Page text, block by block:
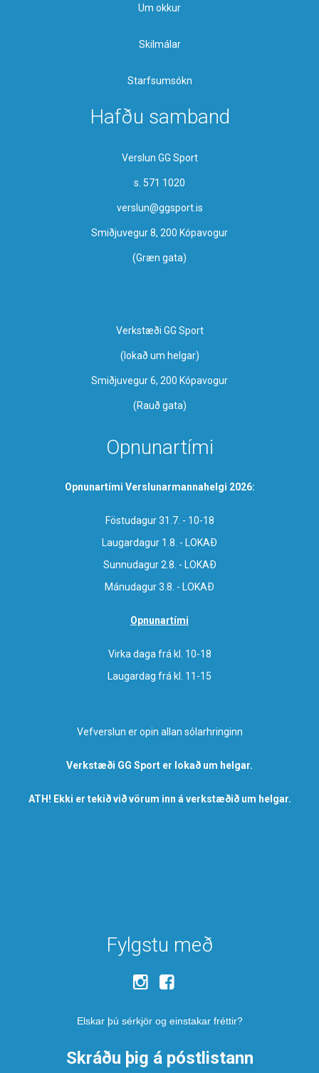
Um okkur
Skilmálar
Starfsumsókn
Hafðu samband
Verslun GG Sport
s. 571 1020
verslun@ggsport.is
Smiðjuvegur 8, 200 Kópavogur
(Græn gata)
Verkstæði GG Sport
​(lokað um helgar)
Smiðjuvegur 6, 200 Kópavogur
(Rauð gata)
Opnunartími
Opnunartími Verslunarmannahelgi 2026:
Föstudagur 31.7. - 10-18
Laugardagur 1.8. - LOKAÐ
Sunnudagur 2.8. - LOKAÐ
Mánudagur 3.8. - LOKAÐ
Opnunartími
Virka daga frá kl. 10-18
Laugardag frá kl. 11-15
Vefverslun er opin allan sólarhringinn
Verkstæði GG Sport er lokað um helgar.
ATH! Ekki er tekið við vörum inn á verkstæðið um helgar.
Fylgstu með
Elskar þú sérkjör og einstakar fréttir?
Skráðu þig á póstlistann